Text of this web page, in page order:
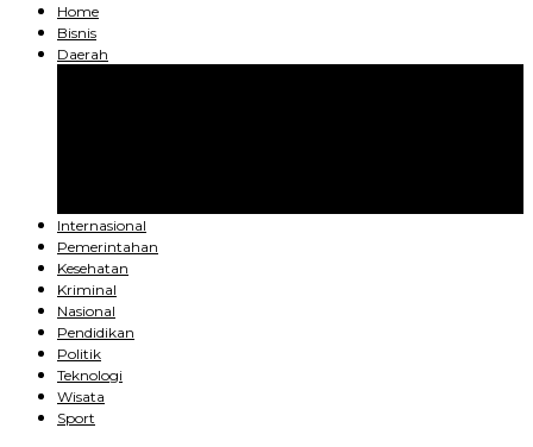
Home
Bisnis
Daerah
Internasional
Pemerintahan
Kesehatan
Kriminal
Nasional
Pendidikan
Politik
Teknologi
Wisata
Sport